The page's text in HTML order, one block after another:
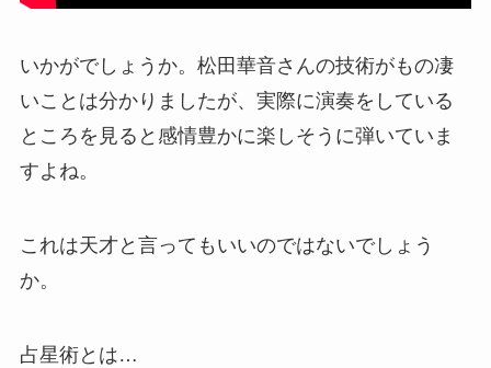
いかがでしょうか。松田華音さんの技術がもの凄
いことは分かりましたが、実際に演奏をしている
ところを見ると感情豊かに楽しそうに弾いていま
すよね。
これは天才と言ってもいいのではないでしょう
か。
占星術とは…